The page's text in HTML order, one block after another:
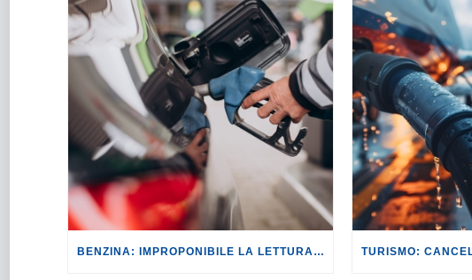
BENZINA: IMPROPONIBILE LA LETTURA SECONDO CUI PROROGARE IL TAGLIO DELLE ACCISE SIGNIFICA TASSARE TUTTI I CITTADINI.